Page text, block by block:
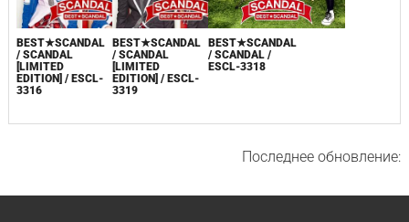
BEST★SCANDAL
/ SCANDAL
[LIMITED
EDITION] / ESCL-
3316
BEST★SCANDAL
/ SCANDAL
[LIMITED
EDITION] / ESCL-
3319
BEST★SCANDAL
/ SCANDAL /
ESCL-3318
Последнее обновление: